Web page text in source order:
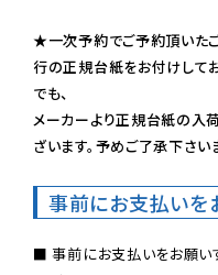
★一次予約でご予約頂いた
行の正規台紙をお付けして
でも、
メーカーより正規台紙の入
ざいます。予めご了承下さい
事前にお支払いを
■ 事前にお支払いをお願い